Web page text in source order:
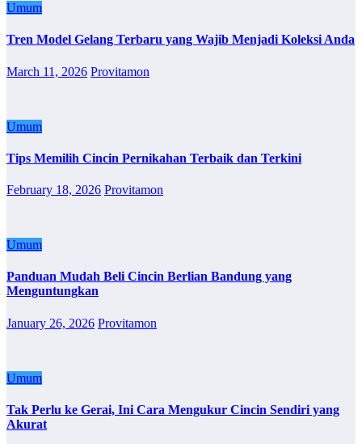
Umum
Tren Model Gelang Terbaru yang Wajib Menjadi Koleksi Anda
March 11, 2026 Provitamon
Umum
Tips Memilih Cincin Pernikahan Terbaik dan Terkini
February 18, 2026 Provitamon
Umum
Panduan Mudah Beli Cincin Berlian Bandung yang
Menguntungkan
January 26, 2026 Provitamon
Umum
Tak Perlu ke Gerai, Ini Cara Mengukur Cincin Sendiri yang
Akurat